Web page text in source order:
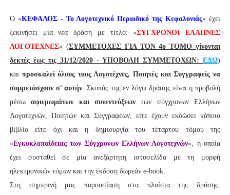
Ο «ΚΕΦΑΛΟΣ - Το Λογοτεχνικό Περιοδικό της Κεφαλονιάς» έχει
ξεκινήσει μία νέα δράση με τίτλο: «ΣΥΓΧΡΟΝΟΙ ΕΛΛΗΝΕΣ
ΛΟΓΟΤΕΧΝΕΣ» (ΣΥΜΜΕΤΟΧΕΣ ΓΙΑ ΤΟΝ 4ο ΤΟΜΟ γίνονται
δεκτές έως τις 31/12/2020 - ΥΠΟΒΟΛΗ ΣΥΜΜΕΤΟΧΩΝ:ΕΔΩ)
και προσκαλεί όλους τους Λογοτέχνες, Ποιητές και Συγγραφείς να
συμμετάσχουν σ' αυτήν. Σκοπός της εν λόγω δράσης είναι η προβολή
μέσωαφιερωμάτων και συνεντεύξεων των σύγχρονων Ελλήνων
Λογοτεχνών, Ποιητών και Συγγραφέων, είτε έχουν εκδώσει κάποιο
βιβλίο είτε όχι και η δημιουργία του τέταρτου τόμου της
«Εγκυκλοπαίδειας των Σύγχρονων Ελλήνων Λογοτεχνών», η οποία
έχει συσταθεί σε μία ανεξάρτητη ιστοσελίδα με τη μορφή
ηλεκτρονικών τόμων και την έκδοση δωρεάν e-book.
Στη σημερινή μας παρουσίαση στα πλαίσια της δράσης: